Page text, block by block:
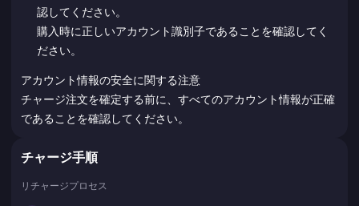
認してください。
購入時に正しいアカウント識別子であることを確認してく
ださい。
アカウント情報の安全に関する注意
チャージ注文を確定する前に、すべてのアカウント情報が正確
であることを確認してください。
チャージ手順
リチャージプロセス